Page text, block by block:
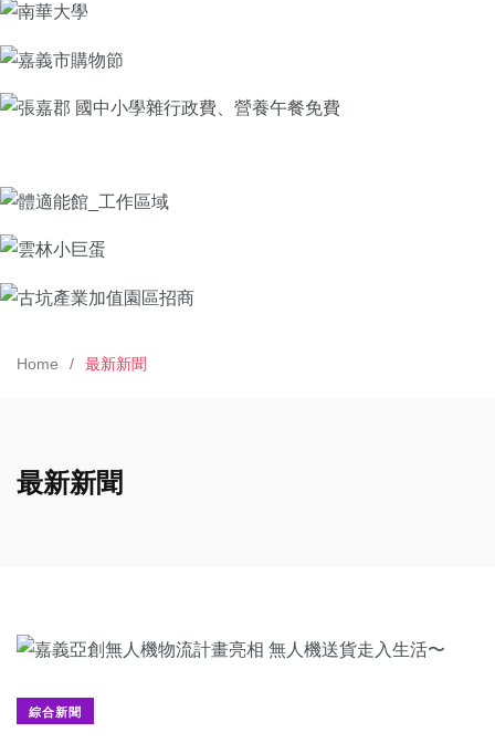
Home 最新新聞
最新新聞
綜合新聞